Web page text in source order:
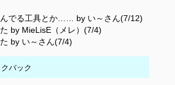
でる工具とか…… by い～さん(7/12)
by MieLisE（メレ）(7/4)
by い～さん(7/4)
バック